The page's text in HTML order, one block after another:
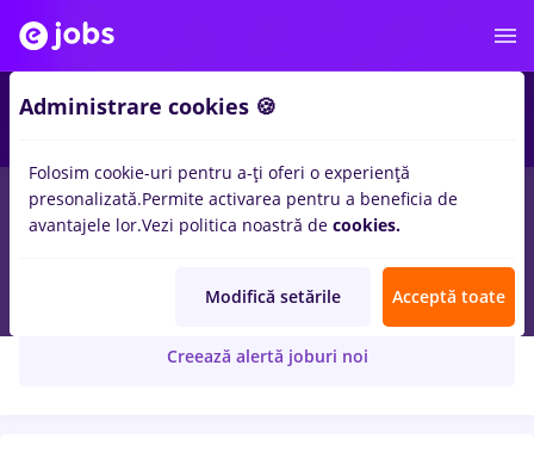
AHEAD LOGISTICS SRL
Creează alertă joburi noi
Administrare cookies 🍪
Folosim cookie-uri pentru a-ți oferi o experiență
presonalizată.Permite activarea pentru a beneficia de
avantajele lor.Vezi politica noastră de cookies.
Modifică setările Acceptă toate